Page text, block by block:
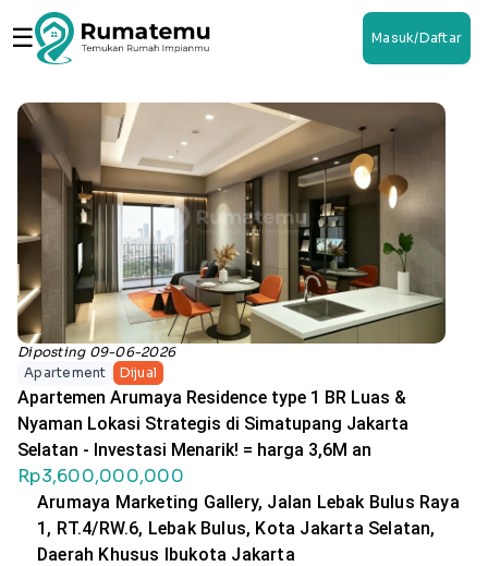
☰ Masuk/Daftar
Diposting 09-06-2026
Apartement
Dijual
Apartemen Arumaya Residence type 1 BR Luas &
Nyaman Lokasi Strategis di Simatupang Jakarta
Selatan - Investasi Menarik! = harga 3,6M an
Rp3,600,000,000
Arumaya Marketing Gallery, Jalan Lebak Bulus Raya
1, RT.4/RW.6, Lebak Bulus, Kota Jakarta Selatan,
Daerah Khusus Ibukota Jakarta